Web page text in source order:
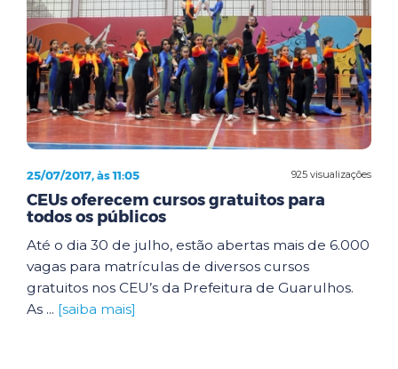
925 visualizações
25/07/2017, às 11:05
CEUs oferecem cursos gratuitos para
todos os públicos
Até o dia 30 de julho, estão abertas mais de 6.000
vagas para matrículas de diversos cursos
gratuitos nos CEU’s da Prefeitura de Guarulhos.
As ... [saiba mais]